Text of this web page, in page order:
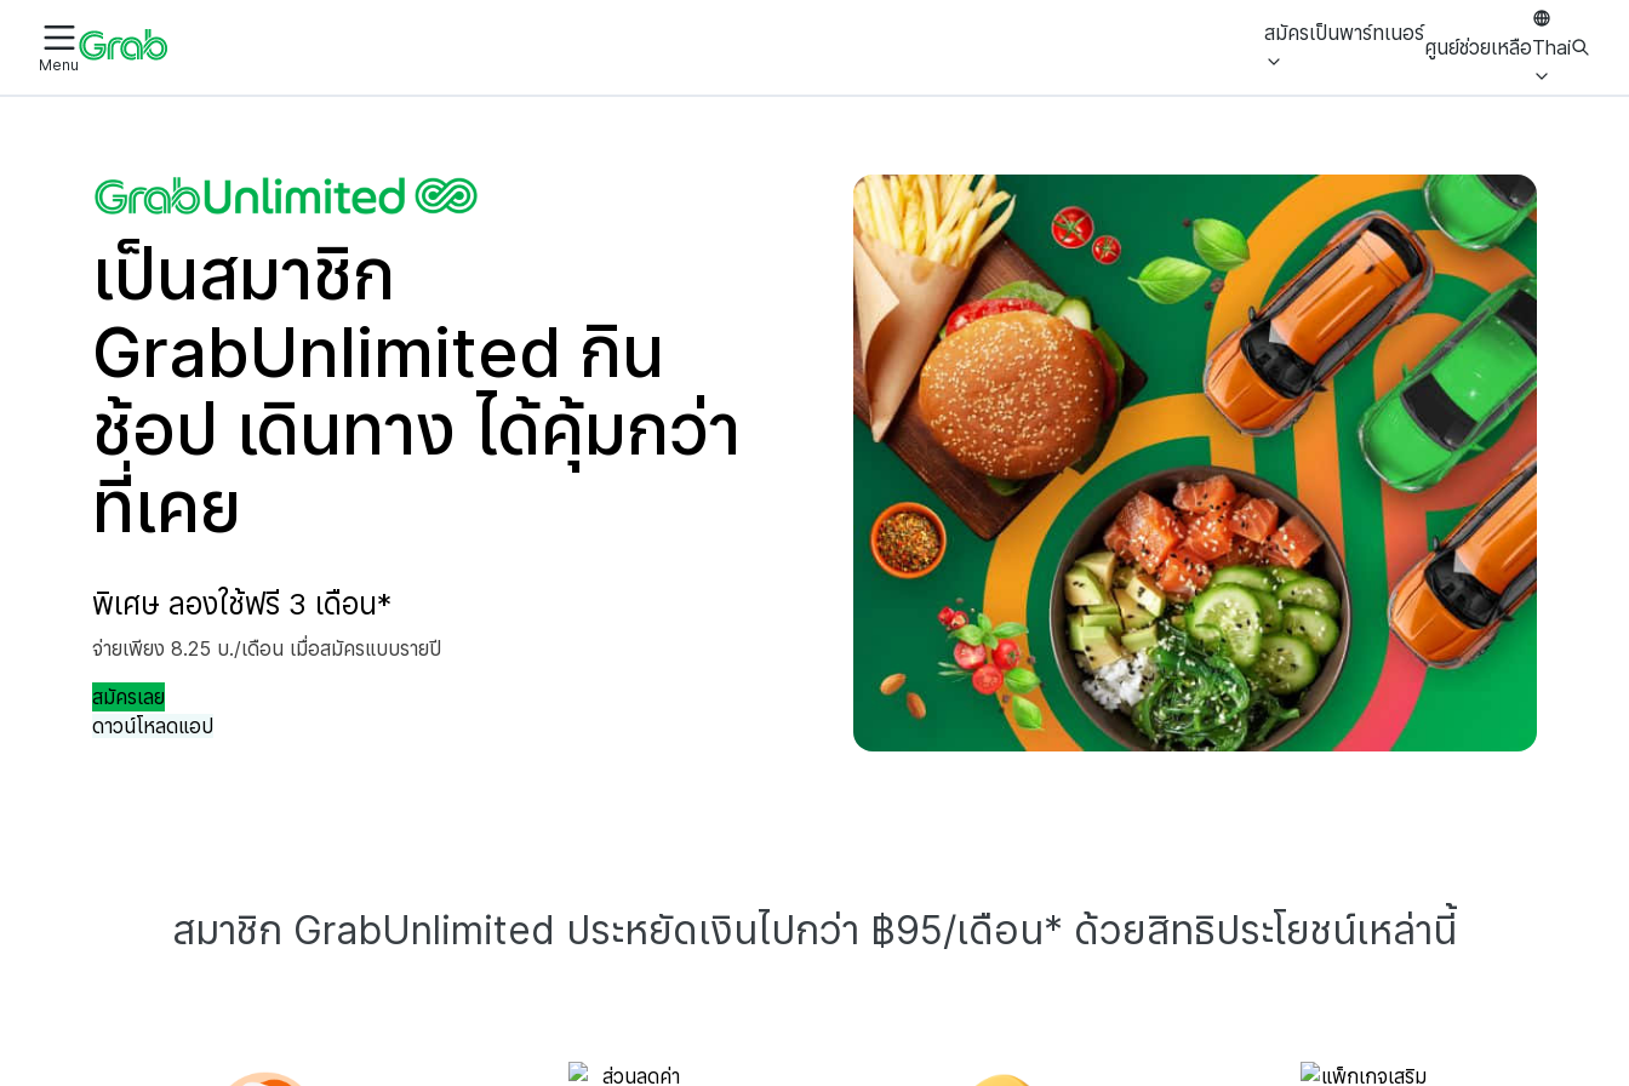
Menu
สมัครเป็นพาร์ทเนอร์
ศูนย์ช่วยเหลือThai
เป็นสมาชิก
GrabUnlimited กิน
ช้อป เดินทาง ได้คุ้มกว่า
ที่เคย
พิเศษ ลองใช้ฟรี 3 เดือน*
จ่ายเพียง 8.25 บ./เดือน เมื่อสมัครแบบรายปี
สมัครเลย
ดาวน์โหลดแอป
สมาชิก GrabUnlimited ประหยัดเงินไปกว่า ฿95/เดือน* ด้วยสิทธิประโยชน์เหล่านี้